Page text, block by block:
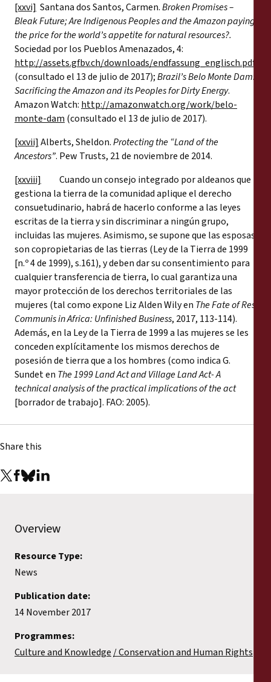
[xxvi] Santana dos Santos, Carmen.Broken Promises –
Bleak Future; Are Indigenous Peoples and the Amazon paying
the price for the world’s appetite for natural resources?.
Sociedad por los Pueblos Amenazados, 4:
http://assets.gfbv.ch/downloads/endfassung_englisch.pdf
(consultado el 13 de julio de 2017);Brazil’s Belo Monte Dam:
Sacrificing the Amazon and its Peoples for Dirty Energy.
Amazon Watch: http://amazonwatch.org/work/belo-
monte-dam (consultado el 13 de julio de 2017).
[xxvii] Alberts, Sheldon.Protecting the “Land of the
Ancestors”. Pew Trusts, 21 de noviembre de 2014.
[xxviii] Cuando un consejo integrado por aldeanos que
gestiona la tierra de la comunidad aplique el derecho
consuetudinario, habrá de hacerlo conforme a las leyes
escritas de la tierra y sin discriminar a ningún grupo,
incluidas las mujeres. Asimismo, se supone que las esposas
son copropietarias de las tierras (Ley de la Tierra de 1999
[n.º 4 de 1999), s.161), y deben dar su consentimiento para
cualquier transferencia de tierra, lo cual garantiza una
mayor protección de los derechos territoriales de las
mujeres (tal como expone Liz Alden Wily en The Fate of Res
Communisin Africa: Unfinished Business, 2017, 113-114).
Además, en la Ley de la Tierra de 1999 a las mujeres se les
conceden explícitamente los mismos derechos de
posesión de tierra que a los hombres (como indica G.
Sundet en The 1999 Land Act and Village Land Act- A
technical analysis of the practical implications of the act
[borrador de trabajo]. FAO: 2005).
Share this
Overview
Resource Type:
News
Publication date:
14 November 2017
Programmes:
Culture and Knowledge Conservation and Human Rights